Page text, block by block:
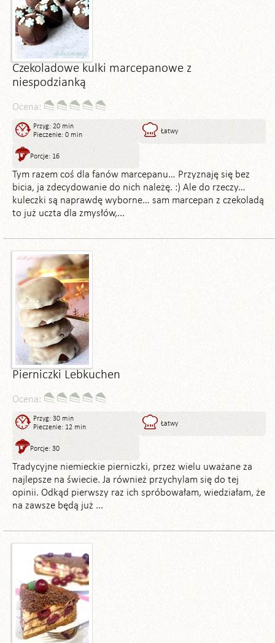
Czekoladowe kulki marcepanowe z
niespodzianką
Ocena:
Przyg: 20 min
Pieczenie: 0 min
Łatwy
Porcje: 16
Tym razem coś dla fanów marcepanu… Przyznaję się bez
bicia, ja zdecydowanie do nich należę. :) Ale do rzeczy…
kuleczki są naprawdę wyborne… sam marcepan z czekoladą
to już uczta dla zmysłów,...
Pierniczki Lebkuchen
Ocena:
Przyg: 30 min
Pieczenie: 12 min
Łatwy
Porcje: 30
Tradycyjne niemieckie pierniczki, przez wielu uważane za
najlepsze na świecie. Ja również przychylam się do tej
opinii. Odkąd pierwszy raz ich spróbowałam, wiedziałam, że
na zawsze będą już ...